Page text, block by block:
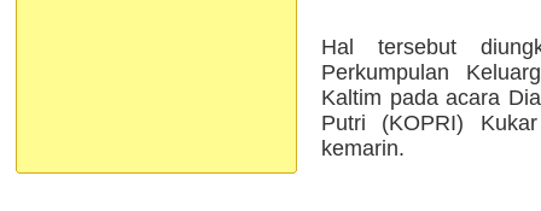
Hal tersebut
Perkumpulan
Kaltim pada acara
Putri (KOPRI)
kemarin.